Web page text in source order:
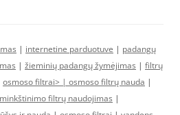
| internetine parduotuve | padangų
| žieminių padangų žymėjimas | filtrų
osmoso filtrai> | osmoso filtrų nauda |
minkštinimo filtrų naudojimas |